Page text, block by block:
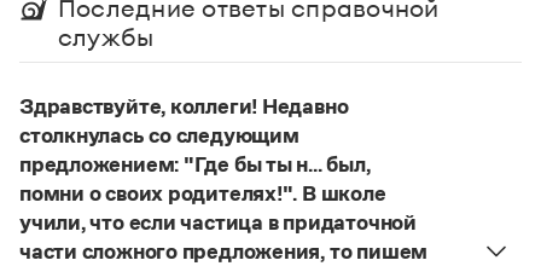
Словари русского языка как государственного
Справочники
Правила русской орфографии и пунктуации
Русский язык. Краткий теоретический курс
для школьников
Письмовник
Управление в русском языке
Словарь русских имён
Словарь методических терминов
Правила русской орфографии и пунктуации
(1956)
Последние ответы справочной
службы
Здравствуйте, коллеги! Недавно
столкнулась со следующим
предложением: "Где бы ты н... был,
помни о своих родителях!". В школе
учили, что если частица в придаточной
части сложного предложения, то пишем